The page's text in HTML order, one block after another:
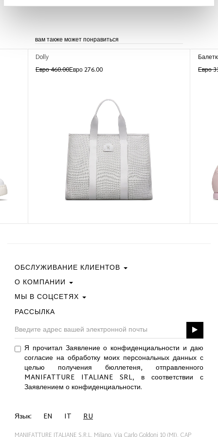
вам также может понравиться
Dolly
Евро 460.00Евро 276.00
Евро
ОБСЛУЖИВАНИЕ КЛИЕНТОВ
Свяжитесь С Нами
Условия Покупки
Руководство По Выбору Размера
О КОМПАНИИ
Политика Конфиденциальности
Политика В Отношении Файлов Cookie
GPSR
МЫ В СОЦСЕТЯХ
Facebook
Instagram
Pinterest
Twitter
YouTube
LinkedIn
РАССЫЛКА
Я прочитал Заявление о конфиденциальности и даю
согласие на обработку моих персональных данных с
целью получения бюллетеня, отправленного
MANIFATTURE ITALIANE SRL, в соответствии с
Заявлением о конфиденциальности.
Язык: EN IT RU